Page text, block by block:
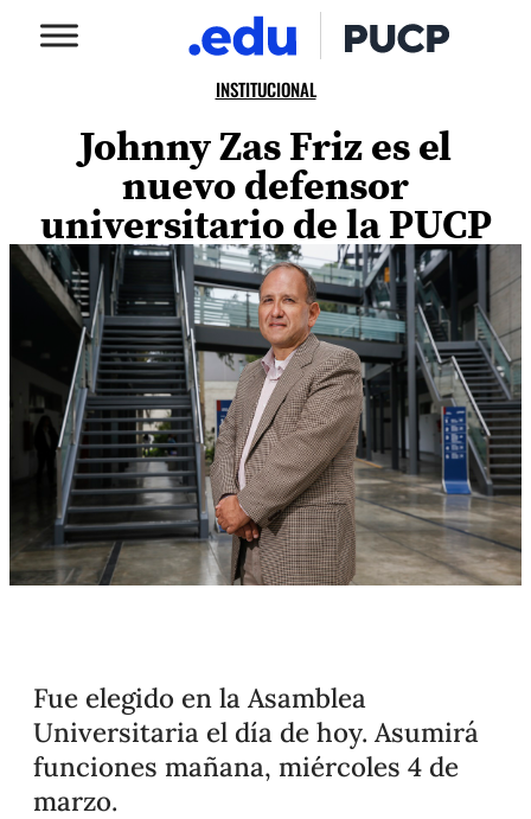
INSTITUCIONAL
Johnny Zas Friz es el
nuevo defensor
universitario de la PUCP
Fue elegido en la Asamblea
Universitaria el día de hoy. Asumirá
funciones mañana, miércoles 4 de
marzo.